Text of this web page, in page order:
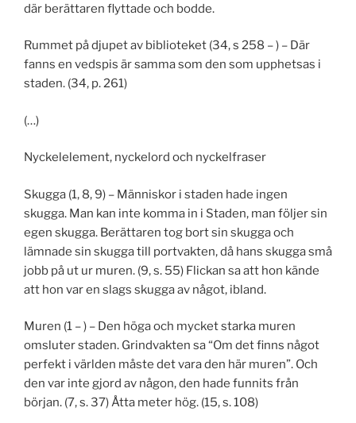
där berättaren flyttade och bodde.
Rummet på djupet av biblioteket (34, s 258 – ) – Där
fanns en vedspis är samma som den som upphetsas i
staden. (34, p. 261)
(…)
Nyckelelement, nyckelord och nyckelfraser
Skugga (1, 8, 9) – Människor i staden hade ingen
skugga. Man kan inte komma in i Staden, man följer sin
egen skugga. Berättaren tog bort sin skugga och
lämnade sin skugga till portvakten, då hans skugga små
jobb på ut ur muren. (9, s. 55) Flickan sa att hon kände
att hon var en slags skugga av något, ibland.
Muren (1 – ) – Den höga och mycket starka muren
omsluter staden. Grindvakten sa “Om det finns något
perfekt i världen måste det vara den här muren”. Och
den var inte gjord av någon, den hade funnits från
början. (7, s. 37) Åtta meter hög. (15, s. 108)